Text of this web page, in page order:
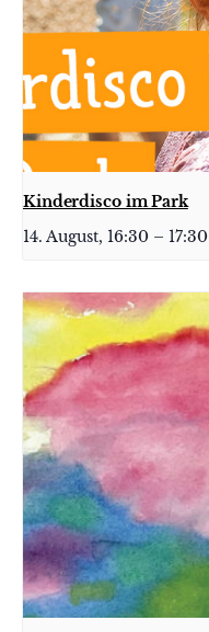
Kinderdisco im Park
14. August, 16:30 – 17:30